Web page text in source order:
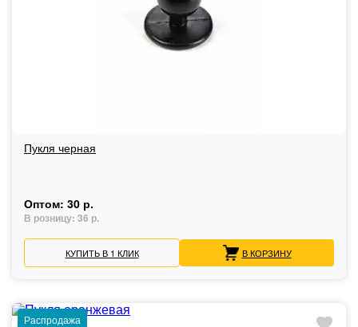
Пукля черная
Оптом: 30 р.
В розницу: 36 р.
КУПИТЬ В 1 КЛИК В КОРЗИНУ
Распродажа